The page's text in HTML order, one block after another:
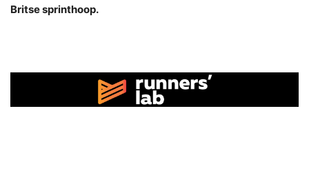
Britse sprinthoop.